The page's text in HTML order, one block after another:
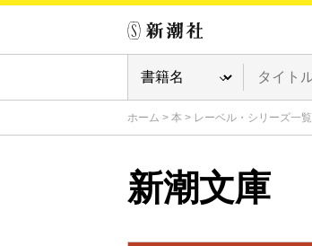
ホーム > 本 > レーベル・シリーズ一覧
新潮文庫